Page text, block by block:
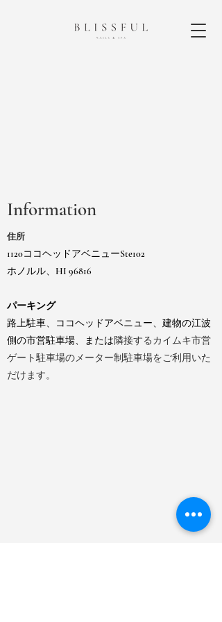
Information
住所
1120ココヘッドアベニューSte102
ホノルル、HI 96816
パーキング
路上駐車、ココヘッドアベニュー、建物の江波
側の市営駐車場、または隣接するカイムキ市営
ゲート駐車場のメーター制駐車場をご利用いた
だけます。